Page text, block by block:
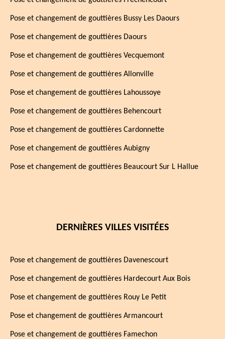
Pose et changement de gouttières Bussy Les Daours
Pose et changement de gouttières Daours
Pose et changement de gouttières Vecquemont
Pose et changement de gouttières Allonville
Pose et changement de gouttières Lahoussoye
Pose et changement de gouttières Behencourt
Pose et changement de gouttières Cardonnette
Pose et changement de gouttières Aubigny
Pose et changement de gouttières Beaucourt Sur L Hallue
DERNIÈRES VILLES VISITÉES
Pose et changement de gouttières Davenescourt
Pose et changement de gouttières Hardecourt Aux Bois
Pose et changement de gouttières Rouy Le Petit
Pose et changement de gouttières Armancourt
Pose et changement de gouttières Famechon